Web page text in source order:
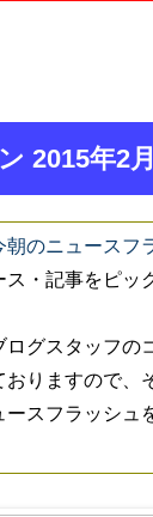
2015年2
朝のニュースフ
・記事をピッ
グスタッフの
おりますので、
スフラッシュ